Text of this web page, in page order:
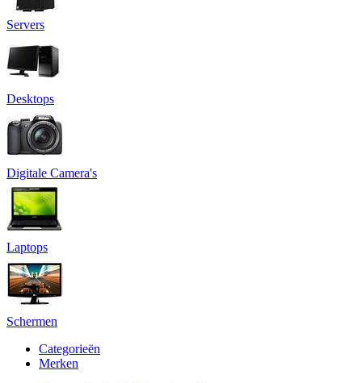
Servers
Desktops
Digitale Camera's
Laptops
Schermen
Categorieën
Merken